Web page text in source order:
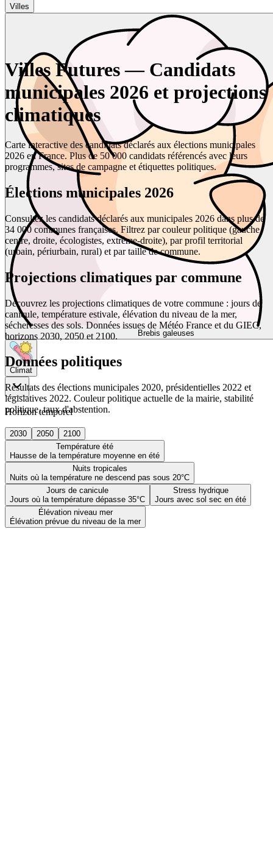
Villes
Brebis galeuses
Climat
Horizon temporel
2030 2050
2100
Température été
Hausse de la température moyenne en été
Nuits tropicales
Nuits où la température ne descend pas sous 20°C
Jours de canicule
Jours où la température dépasse 35°C
Stress hydrique
Jours avec sol sec en été
Élévation niveau mer
Élévation prévue du niveau de la mer
Villes Futures — Candidats
municipales 2026 et projections
climatiques
Carte interactive des candidats déclarés aux élections municipales
2026 en France. Plus de 50 000 candidats référencés avec leurs
programmes, sites de campagne et étiquettes politiques.
Élections municipales 2026
Consultez les candidats déclarés aux municipales 2026 dans plus de
34 000 communes françaises. Filtrez par couleur politique (gauche,
centre, droite, écologistes, extrême-droite), par profil territorial
(urbain, périurbain, rural) et par taille de commune.
Projections climatiques par commune
Découvrez les projections climatiques de votre commune : jours de
canicule, température estivale, élévation du niveau de la mer,
sécheresses des sols. Données issues de Météo France et du GIEC,
horizons 2030, 2050 et 2100.
Données politiques
Résultats des élections municipales 2020, présidentielles 2022 et
législatives 2022. Couleur politique actuelle de la mairie, stabilité
politique, taux d'abstention.